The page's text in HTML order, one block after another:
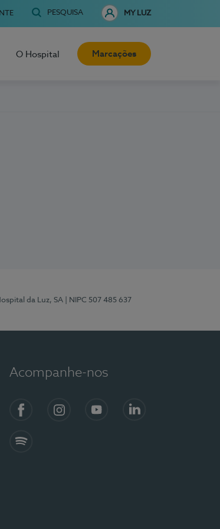
PESQUISA MY LUZ
O Hospital Marcações
da Luz, SA | NIPC 507 485 637
Acompanhe-nos